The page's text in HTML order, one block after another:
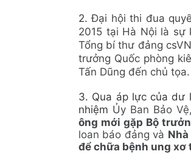
2.Đại hội thi đua
2015 tại Hà Nội là sự
Tổng bí thư đảng
trưởng Quốc phòng
Tấn Dũng đến chủ
3. Qua áp lực của dư
nhiệm Ủy Ban Bảo
ông mới gặp Bộ
loan báo đảng và
để chữa bệnh ung xơ